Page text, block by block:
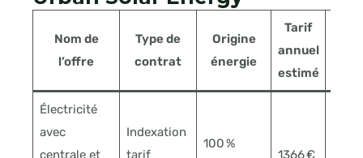
Nom de
l’offre
Type de
contrat
Origine
énergie
Tarif
annuel
estimé
Électricité
avec
centrale et
Indexation
tarif
100 %
1366 €